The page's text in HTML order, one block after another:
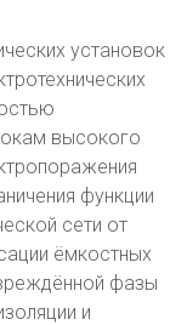
установок
высокого
функции
сети от
ёмкостных
фазы
и